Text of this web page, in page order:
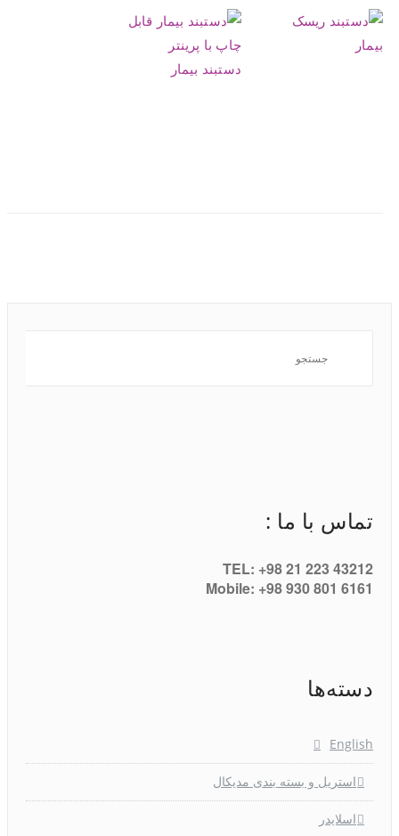
تماس با ما :
TEL: +98 21 223 43212
Mobile: +98 930 801 6161
دسته‌ها
English
استریل و بسته بندی مدیکال
اسلایدر